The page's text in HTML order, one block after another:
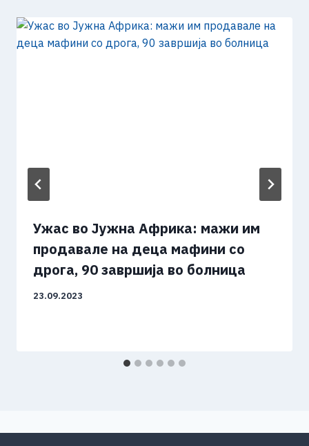
Ужас во Јужна Африка: мажи им
продавале на деца мафини со
дрога, 90 завршија во болница
23.09.2023